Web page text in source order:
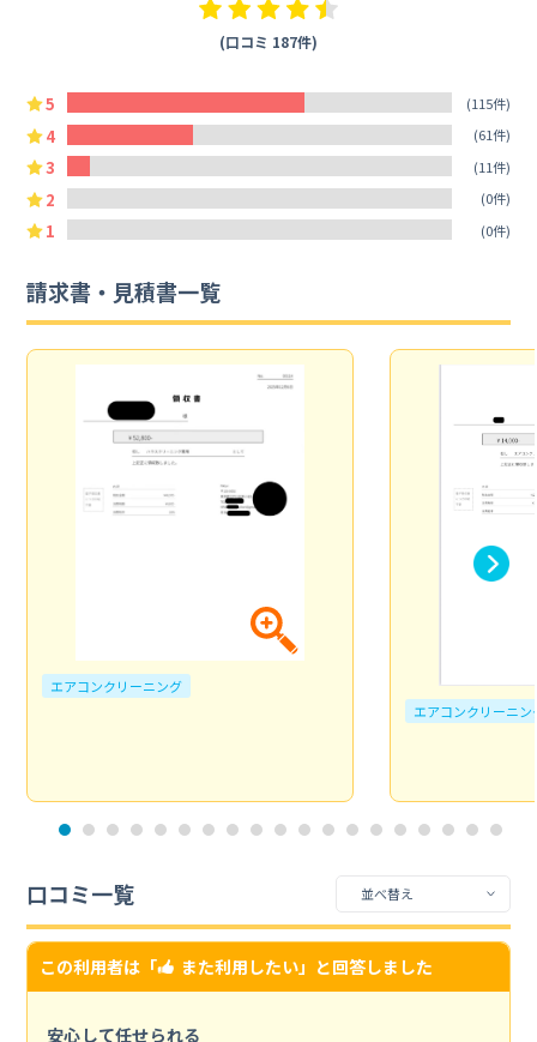
(口コミ 187件)
5 (115件)
4 (61件)
3 (11件)
2 (0件)
1 (0件)
請求書・見積書一覧
エアコンクリーニング
エアコンクリーニン
口コミ一覧
この利用者は「 また利用したい」と回答しました
安心して任せられる